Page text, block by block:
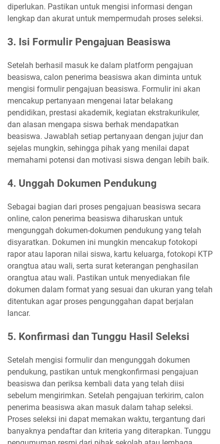
diperlukan. Pastikan untuk mengisi informasi dengan
lengkap dan akurat untuk mempermudah proses seleksi.
3. Isi Formulir Pengajuan Beasiswa
Setelah berhasil masuk ke dalam platform pengajuan
beasiswa, calon penerima beasiswa akan diminta untuk
mengisi formulir pengajuan beasiswa. Formulir ini akan
mencakup pertanyaan mengenai latar belakang
pendidikan, prestasi akademik, kegiatan ekstrakurikuler,
dan alasan mengapa siswa berhak mendapatkan
beasiswa. Jawablah setiap pertanyaan dengan jujur dan
sejelas mungkin, sehingga pihak yang menilai dapat
memahami potensi dan motivasi siswa dengan lebih baik.
4. Unggah Dokumen Pendukung
Sebagai bagian dari proses pengajuan beasiswa secara
online, calon penerima beasiswa diharuskan untuk
mengunggah dokumen-dokumen pendukung yang telah
disyaratkan. Dokumen ini mungkin mencakup fotokopi
rapor atau laporan nilai siswa, kartu keluarga, fotokopi KTP
orangtua atau wali, serta surat keterangan penghasilan
orangtua atau wali. Pastikan untuk menyediakan file
dokumen dalam format yang sesuai dan ukuran yang telah
ditentukan agar proses pengunggahan dapat berjalan
lancar.
5. Konfirmasi dan Tunggu Hasil Seleksi
Setelah mengisi formulir dan mengunggah dokumen
pendukung, pastikan untuk mengkonfirmasi pengajuan
beasiswa dan periksa kembali data yang telah diisi
sebelum mengirimkan. Setelah pengajuan terkirim, calon
penerima beasiswa akan masuk dalam tahap seleksi.
Proses seleksi ini dapat memakan waktu, tergantung dari
banyaknya pendaftar dan kriteria yang diterapkan. Tunggu